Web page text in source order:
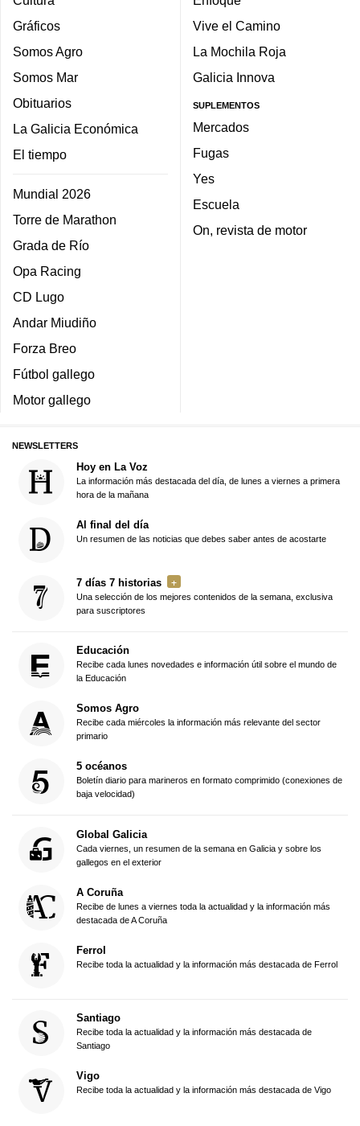
Gráficos
Somos Agro
Somos Mar
Obituarios
La Galicia Económica
El tiempo
Mundial 2026
Torre de Marathon
Grada de Río
Opa Racing
CD Lugo
Andar Miudiño
Forza Breo
Fútbol gallego
Motor gallego
Vive el Camino
La Mochila Roja
Galicia Innova
SUPLEMENTOS
Mercados
Fugas
Yes
Escuela
On, revista de motor
NEWSLETTERS
Hoy en La Voz
La información más destacada del día, de lunes a viernes a primera
hora de la mañana
Al final del día
Un resumen de las noticias que debes saber antes de acostarte
7 días 7 historias
Una selección de los mejores contenidos de la semana, exclusiva
para suscriptores
Educación
Recibe cada lunes novedades e información útil sobre el mundo de
la Educación
Somos Agro
Recibe cada miércoles la información más relevante del sector
primario
5 océanos
Boletín diario para marineros en formato comprimido (conexiones de
baja velocidad)
Global Galicia
Cada viernes, un resumen de la semana en Galicia y sobre los
gallegos en el exterior
A Coruña
Recibe de lunes a viernes toda la actualidad y la información más
destacada de A Coruña
Ferrol
Recibe toda la actualidad y la información más destacada de Ferrol
Santiago
Recibe toda la actualidad y la información más destacada de
Santiago
Vigo
Recibe toda la actualidad y la información más destacada de Vigo